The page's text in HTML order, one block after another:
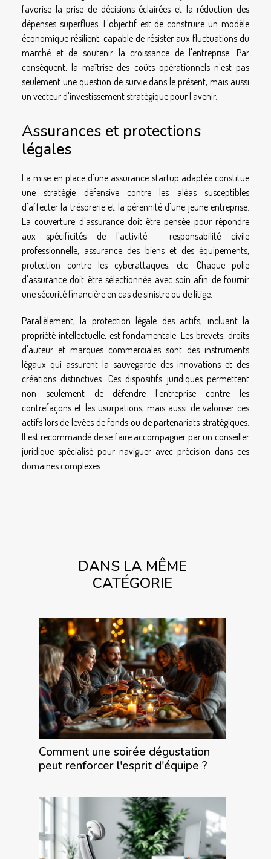
favorise la prise de décisions éclairées et la réduction des
dépenses superflues. L'objectif est de construire un modèle
économique résilient, capable de résister aux fluctuations du
marché et de soutenir la croissance de l'entreprise. Par
conséquent, la maîtrise des coûts opérationnels n'est pas
seulement une question de survie dans le présent, mais aussi
un vecteur d'investissement stratégique pour l'avenir.
Assurances et protections
légales
La mise en place d'une assurance startup adaptée constitue
une stratégie défensive contre les aléas susceptibles
d'affecter la trésorerie et la pérennité d'une jeune entreprise.
La couverture d'assurance doit être pensée pour répondre
aux spécificités de l'activité : responsabilité civile
professionnelle, assurance des biens et des équipements,
protection contre les cyberattaques, etc. Chaque polie
d'assurance doit être sélectionnée avec soin afin de fournir
une sécurité financière en cas de sinistre ou de litige.
Parallèlement, la protection légale des actifs, incluant la
propriété intellectuelle, est fondamentale. Les brevets, droits
d'auteur et marques commerciales sont des instruments
légaux qui assurent la sauvegarde des innovations et des
créations distinctives. Ces dispositifs juridiques permettent
non seulement de défendre l'entreprise contre les
contrefaçons et les usurpations, mais aussi de valoriser ces
actifs lors de levées de fonds ou de partenariats stratégiques.
Il est recommandé de se faire accompagner par un conseiller
juridique spécialisé pour naviguer avec précision dans ces
domaines complexes.
DANS LA MÊME
CATÉGORIE
Comment une soirée dégustation
peut renforcer l'esprit d'équipe ?